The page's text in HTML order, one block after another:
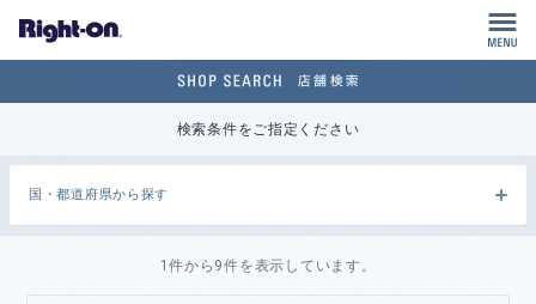
検索条件をご指定ください
国・都道府県から探す
1件から9件を表示しています。